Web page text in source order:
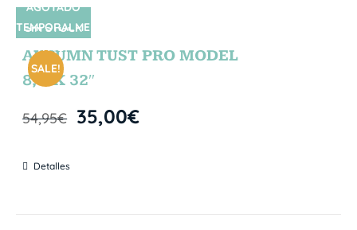
SIN STOCK
SALE!
AGOTADO
TEMPORALME
NTE
AUTUMN TUST PRO MODEL
8,5″X 32″
54,95€ 35,00€
Detalles